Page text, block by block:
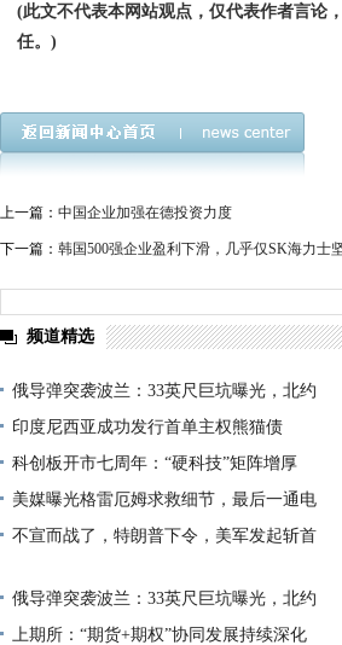
(此文不代表本网站观点，仅代表作者言论
任。)
上一篇： 中国企业加强在德投资力度
下一篇： 韩国500强企业盈利下滑，几乎仅SK海力士
频道精选
俄导弹突袭波兰：33英尺巨坑曝光，北约
印度尼西亚成功发行首单主权熊猫债
科创板开市七周年：“硬科技”矩阵增厚
美媒曝光格雷厄姆求救细节，最后一通电
不宣而战了，特朗普下令，美军发起斩首
俄导弹突袭波兰：33英尺巨坑曝光，北约
上期所：“期货+期权”协同发展持续深化